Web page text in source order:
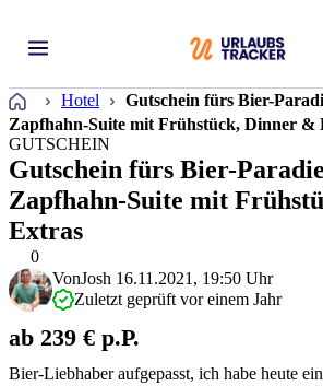
Startseite
Hotel
Gutschein fürs Bier-
Zapfhahn-Suite mit Frühstück, Dinner &
0
GUTSCHEIN
Gutschein fürs Bier-
Zapfhahn-Suite mit
Extras
Bier-Liebhaber aufgepasst, ich habe heute
VonJosh 16.11.2021, 19:50 Uhr
Zuletzt geprüft vor einem Jahr
ab 239 € p.P.